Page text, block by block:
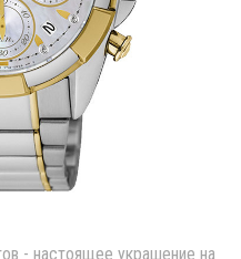
- настоящее украшение на